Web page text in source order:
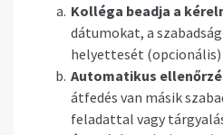
Kolléga beadja a
dátumokat, a
helyettesét (opcionális)
Automatikus
átfedés van másik
feladattal vagy